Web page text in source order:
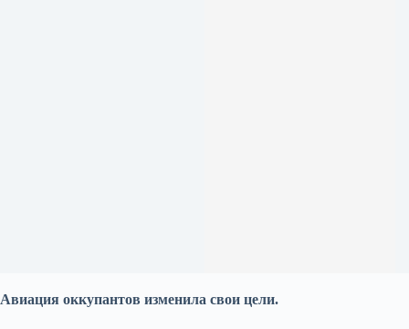
Авиация оккупантов изменила свои цели.